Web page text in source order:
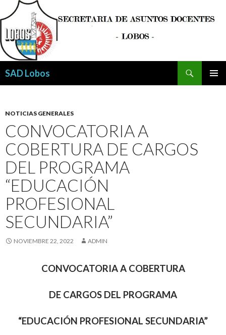
SAD Lobos
NOTICIAS GENERALES
CONVOCATORIA A
COBERTURA DE CARGOS
DEL PROGRAMA
“EDUCACIÓN
PROFESIONAL
SECUNDARIA”
NOVIEMBRE 22, 2022 ADMIN
CONVOCATORIA A COBERTURA
DE CARGOS DEL PROGRAMA
“EDUCACIÓN PROFESIONAL SECUNDARIA”